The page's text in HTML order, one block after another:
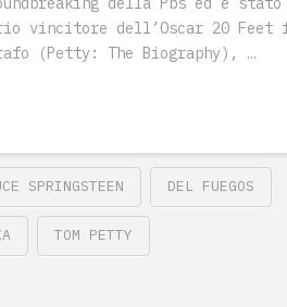
vincitore dell’Oscar 20 Feet
(Petty: The Biography), …
SPRINGSTEEN DEL FUEGOS
TOM PETTY